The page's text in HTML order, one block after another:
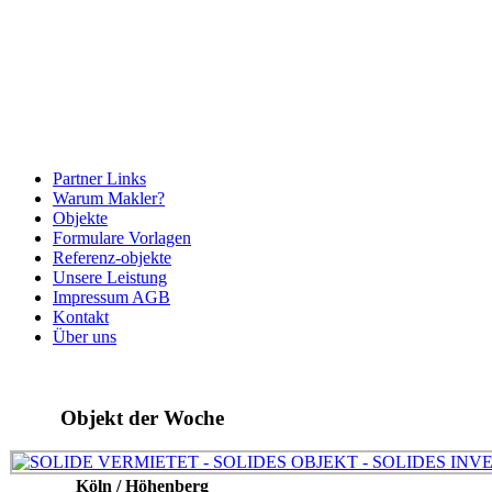
Partner Links
Warum Makler?
Objekte
Formulare Vorlagen
Referenz-objekte
Unsere Leistung
Impressum AGB
Kontakt
Über uns
Objekt der Woche
Köln / Höhenberg